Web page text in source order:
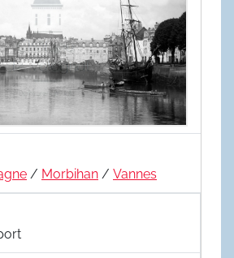
/ Morbihan / Vannes